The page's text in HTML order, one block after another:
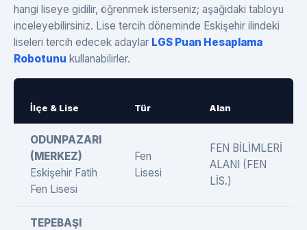
hangi liseye gidilir, öğrenmek isterseniz; aşağıdaki tabloyu
inceleyebilirsiniz. Lise tercih döneminde Eskişehir ilindeki
liseleri tercih edecek adaylar LGS Puan Hesaplama
Robotunu kullanabilirler.
İlçe & Lise Tür Alan
ODUNPAZARI
(MERKEZ)
Eskişehir Fatih
Fen Lisesi
Fen
Lisesi
FEN BİLİMLERİ
ALANI (FEN
LİS.)
TEPEBAŞI